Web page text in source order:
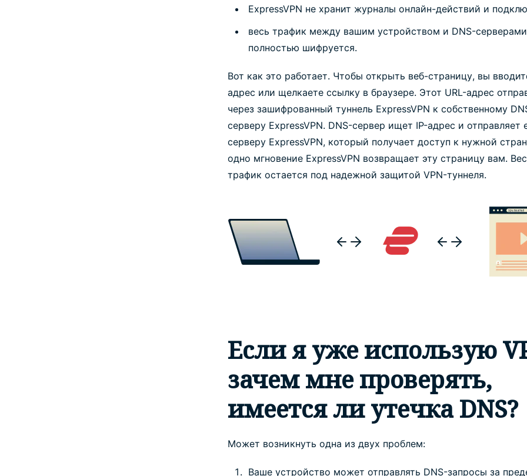
ExpressVPN не хранит журналы онлайн-действий и
весь трафик между вашим устройством и DNS-серверами
полностью шифруется.
Вот как это работает. Чтобы открыть веб-страницу, вы
адрес или щелкаете ссылку в браузере. Этот URL-адрес
через зашифрованный туннель ExpressVPN к собственному
серверу ExpressVPN. DNS-сервер ищет IP-адрес и отправляет
серверу ExpressVPN, который получает доступ к нужной
одно мгновение ExpressVPN возвращает эту страницу вам.
трафик остается под надежной защитой VPN-туннеля.
Если я уже использую
зачем мне проверять,
имеется ли утечка DNS?
Может возникнуть одна из двух проблем:
Ваше устройство может отправлять DNS-запросы за